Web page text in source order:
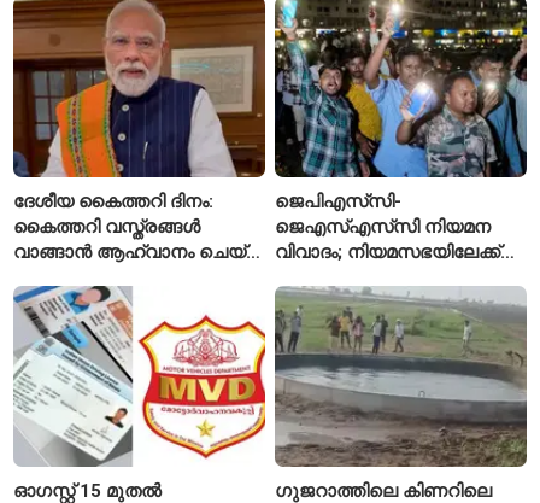
ഐഎംഡി
ദേശീയ കൈത്തറി ദിനം:
കൈത്തറി വസ്ത്രങ്ങൾ
വാങ്ങാൻ ആഹ്വാനം ചെയ്ത്
ജെപിഎസ്‌സി-
ജെഎസ്എസ്‌സി നിയമന
വിവാദം; നിയമസഭയിലേക്ക്
ഓഗസ്റ്റ് 15 മുതൽ
ഗുജറാത്തിലെ കിണറിലെ